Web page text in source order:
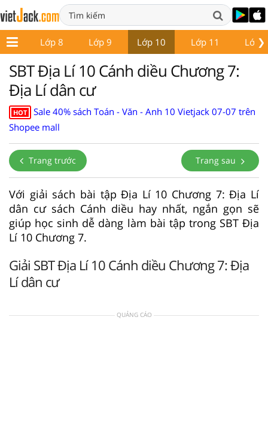
❯
7 Lớp 8 Lớp 9 Lớp 10 Lớp 11 Lớp
SBT Địa Lí 10 Cánh diều Chương 7:
Địa Lí dân cư
HOT
Sale 40% sách Toán - Văn - Anh 10 Vietjack 07-07 trên
Shopee mall
Trang trước Trang sau
Với giải sách bài tập Địa Lí 10 Chương 7: Địa Lí
dân cư sách Cánh diều hay nhất, ngắn gọn sẽ
giúp học sinh dễ dàng làm bài tập trong SBT Địa
Lí 10 Chương 7.
Giải SBT Địa Lí 10 Cánh diều Chương 7: Địa
Lí dân cư
QUẢNG CÁO